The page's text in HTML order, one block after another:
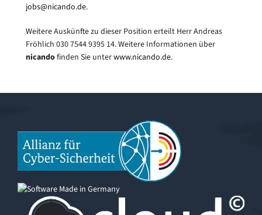
jobs@nicando.de.
Weitere Auskünfte zu dieser Position erteilt Herr Andreas
Fröhlich 030 7544 9395 14. Weitere Informationen über
nicandofinden Sie unterwww.nicando.de.